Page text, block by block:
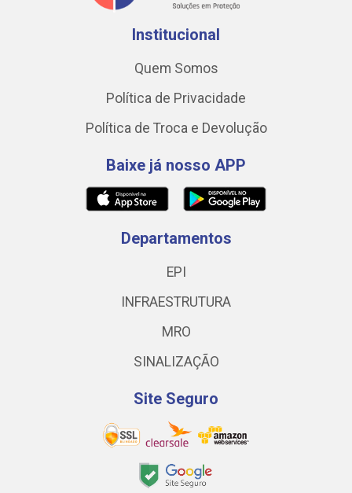
Institucional
Quem Somos
Política de Privacidade
Política de Troca e Devolução
Baixe já nosso APP
Departamentos
EPI
INFRAESTRUTURA
MRO
SINALIZAÇÃO
Site Seguro